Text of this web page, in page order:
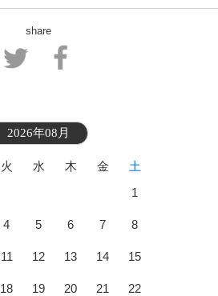
share
2026年08月
火 水 木 金
土
1
4 5 6 7 8
11 12 13 14 15
18 19 20 21 22